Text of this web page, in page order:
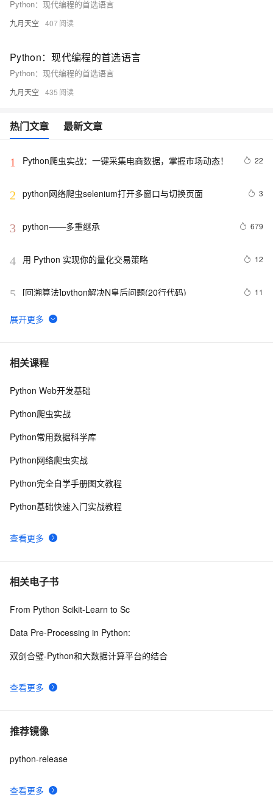
Python：现代编程的首选语言
九月天空 407
Python：现代编程的首选语言
Python：现代编程的首选语言
九月天空 435
热门文章 最新文章
1 Python爬虫实战：一键采集电商数据，掌握市场动态！ 22
2 python网络爬虫selenium打开多窗口与切换页面 3
3 python——多重继承 679
4 用 Python 实现你的量化交易策略 12
5 [回溯算法]python解决N皇后问题(20行代码) 11
6 python_list
7 Python之计算24点
8 Python中的find()和count()方法详解
取二维码里的链接
10python 模块初始
相关课程
查看更多
Python Web开发基础
Python爬虫实战
Python常用数据科学库
Python网络爬虫实战
Python完全自学手册图文教程
Python基础快速入门实战教程
相关电子书
查看更多
From Python Scikit-Learn to Sc
Data Pre-Processing in Python:
双剑合璧-Python和大数据计算平台的结合
推荐镜像
查看更多
python-release